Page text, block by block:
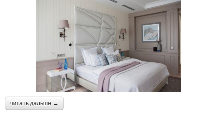
читать дальше →